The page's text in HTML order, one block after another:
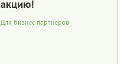
акцию!
Для бизнес-партнеров